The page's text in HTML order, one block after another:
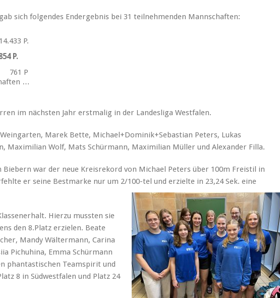
sich folgendes Endergebnis bei 31 teilnehmenden Mannschaften:
P.
P.
761 P
…
im nächsten Jahr erstmalig in der Landesliga Westfalen.
Marek Bette, Michael+Dominik+Sebastian Peters, Lukas
Maximilian Wolf, Mats Schürmann, Maximilian Müller und Alexander Filla.
Biebern war der neue Kreisrekord von Michael Peters über 100m Freistil in
er seine Bestmarke nur um 2/100-tel und erzielte in 23,24 Sek. eine
Hierzu mussten sie
den 8.Platz erzielen. Beate
Mandy Wältermann, Carina
Pichuhina, Emma Schürmann
phantastischen Teamspirit und
8 in Südwestfalen und Platz 24